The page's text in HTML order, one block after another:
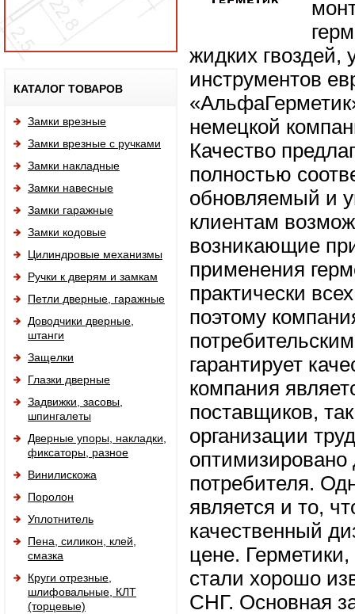
КАТАЛОГ ТОВАРОВ
Замки врезные
Замки врезные с ручками
Замки накладные
Замки навесные
Замки гаражные
Замки кодовые
Цилиндровые механизмы
Ручки к дверям и замкам
Петли дверные, гаражные
Доводчики дверные,
штанги
Защелки
Глазки дверные
Задвижки, засовы,
шпингалеты
Дверные упоры, накладки,
фиксаторы, разное
Винилискожа
Поролон
Уплотнитель
Пена, силикон, клей,
смазка
Круги отрезные,
шлифовальные, КЛТ
(торцевые)
жидких гвоздей,
инструментов
немецкой
Качество
полностью
обновляемый и
клиентам
возникающие
применения
практически
поэтому
гарантирует
компания
поставщиков,
организации
оптимизировано
потребителя.
является и то,
качественный
цене.
стали хорошо
СНГ. Основная